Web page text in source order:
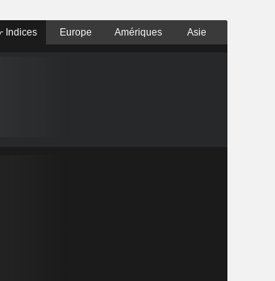
Indices Europe Amériques Asie